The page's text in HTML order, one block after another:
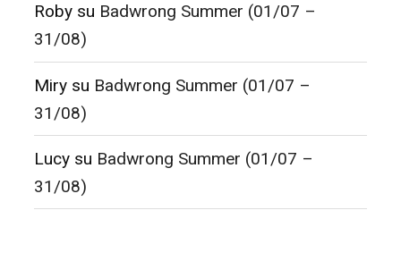
Roby su Badwrong Summer (01/07 –
31/08)
Miry su Badwrong Summer (01/07 –
31/08)
Lucy su Badwrong Summer (01/07 –
31/08)